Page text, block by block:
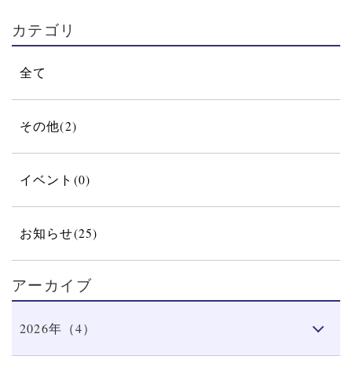
カテゴリ
全て
その他(2)
イベント(0)
お知らせ(25)
アーカイブ
2026年（4）